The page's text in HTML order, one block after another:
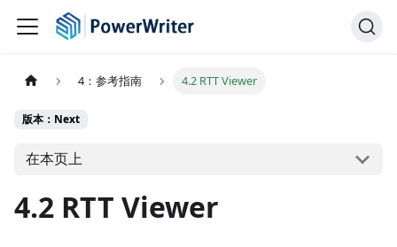
4：参考指南 4.2 RTT Viewer
版本：Next
在本页上
4.2 RTT Viewer